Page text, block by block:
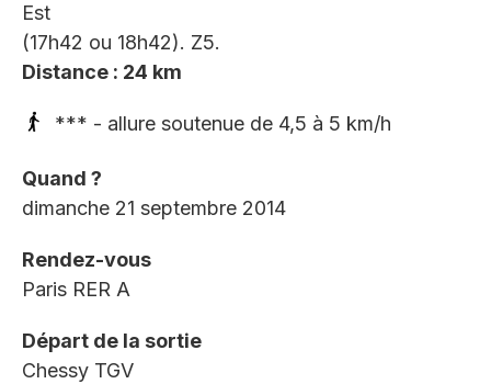
Est
(17h42 ou 18h42). Z5.
Distance : 24 km
*** - allure soutenue de 4,5 à 5 km/h
Quand ?
dimanche 21 septembre 2014
Rendez-vous
Paris RER A
Départ de la sortie
Chessy TGV